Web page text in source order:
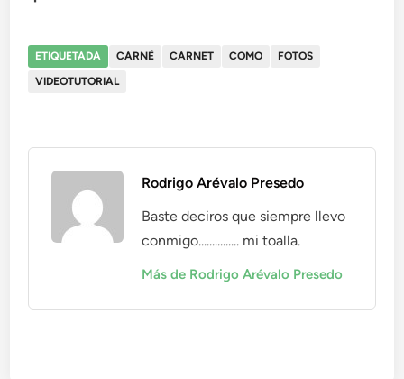
ETIQUETADA CARNÉ CARNET COMO
FOTOS
VIDEOTUTORIAL
Rodrigo Arévalo Presedo
Baste deciros que siempre llevo
conmigo............... mi toalla.
Más de Rodrigo Arévalo Presedo